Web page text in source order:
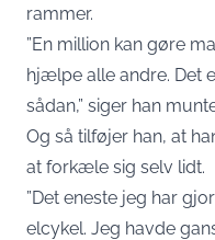
rammer.
”En million kan gøre
hjælpe alle andre. Det
sådan,” siger han
Og så tilføjer han, at
at forkæle sig selv lidt.
”Det eneste jeg har
elcykel. Jeg havde